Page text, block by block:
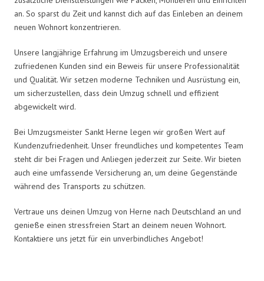
an. So sparst du Zeit und kannst dich auf das Einleben an deinem
neuen Wohnort konzentrieren.
Unsere langjährige Erfahrung im Umzugsbereich und unsere
zufriedenen Kunden sind ein Beweis für unsere Professionalität
und Qualität. Wir setzen moderne Techniken und Ausrüstung ein,
um sicherzustellen, dass dein Umzug schnell und effizient
abgewickelt wird.
Bei Umzugsmeister Sankt Herne legen wir großen Wert auf
Kundenzufriedenheit. Unser freundliches und kompetentes Team
steht dir bei Fragen und Anliegen jederzeit zur Seite. Wir bieten
auch eine umfassende Versicherung an, um deine Gegenstände
während des Transports zu schützen.
Vertraue uns deinen Umzug von Herne nach Deutschland an und
genieße einen stressfreien Start an deinem neuen Wohnort.
Kontaktiere uns jetzt für ein unverbindliches Angebot!